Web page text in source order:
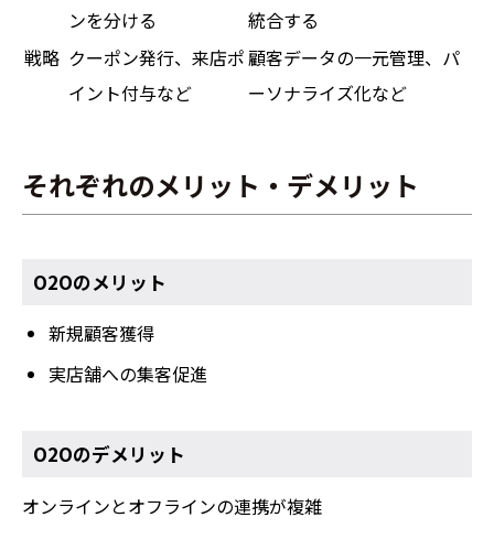
ンを分ける
統合する
戦略 クーポン発行、来店ポ
イント付与など
顧客データの一元管理、パ
ーソナライズ化など
それぞれのメリット・デメリット
O2Oのメリット
新規顧客獲得
実店舗への集客促進
O2Oのデメリット
オンラインとオフラインの連携が複雑